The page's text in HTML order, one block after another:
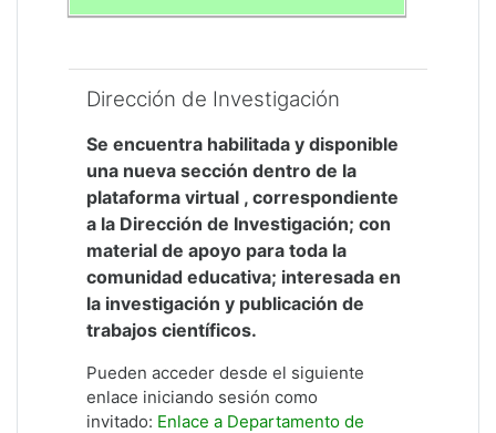
Dirección de Investigación
Se encuentra habilitada y disponible
una nueva sección dentro de la
plataforma virtual , correspondiente
a la Dirección de Investigación; con
material de apoyo para toda la
comunidad educativa; interesada en
la investigación y publicación de
trabajos científicos.
Pueden acceder desde el siguiente
enlace iniciando sesión como
invitado: Enlace a Departamento de